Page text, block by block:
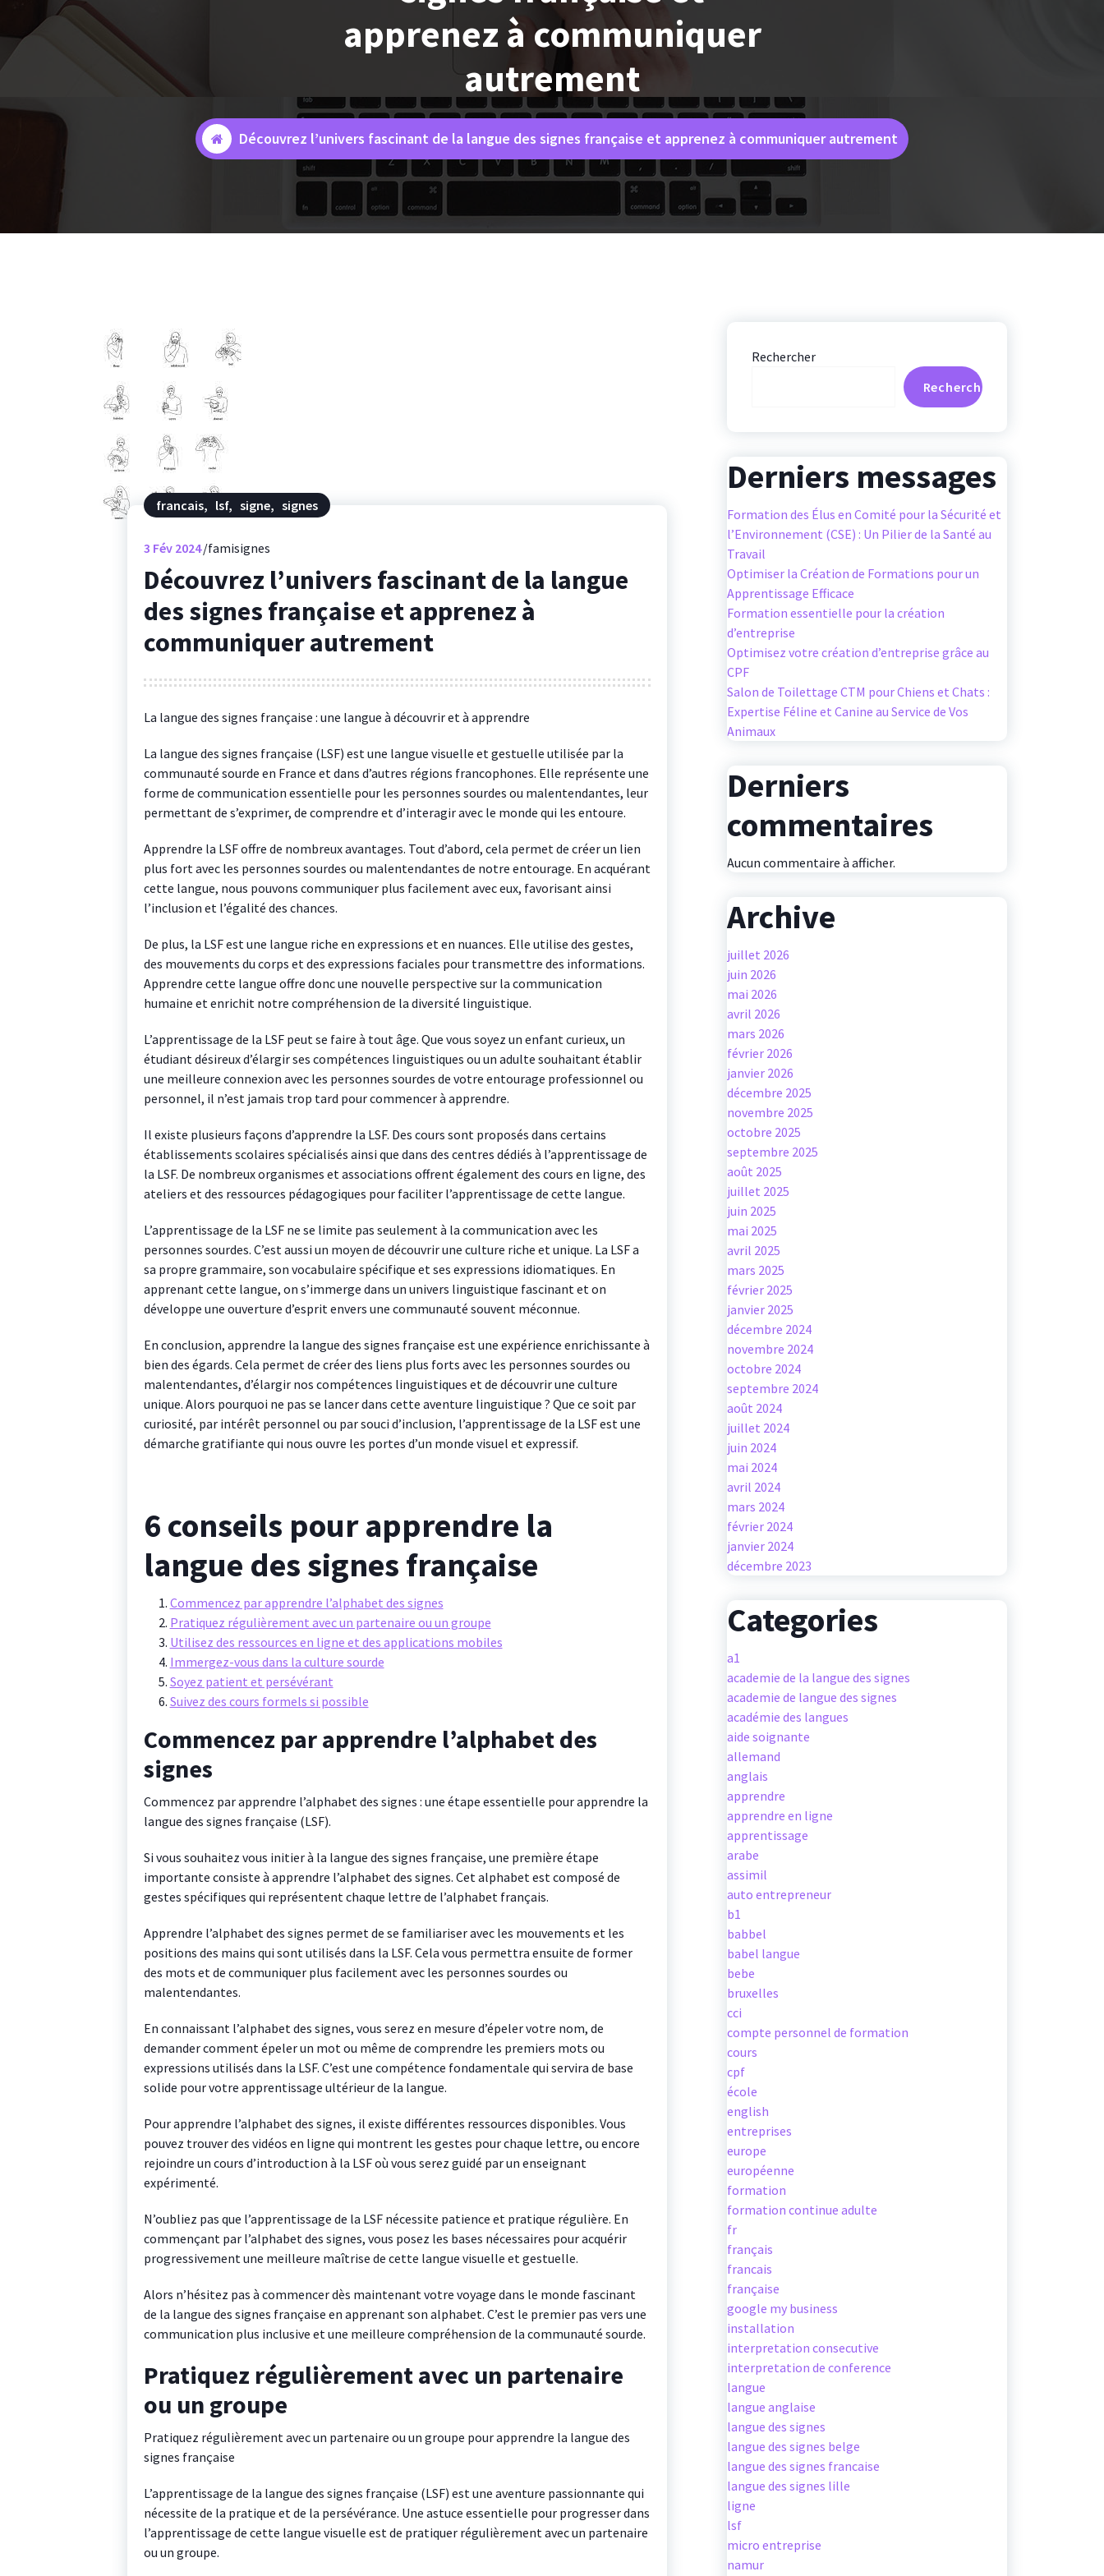
apprenez à communiquer
autrement
Découvrez l’univers fascinant de la langue des signes française et apprenez à communiquer autrement
francais, lsf, signe, signes
3 Fév 2024 famisignes
Découvrez l’univers fascinant de la langue
des signes française et apprenez à
communiquer autrement
La langue des signes française : une langue à découvrir et à apprendre
La langue des signes française (LSF) est une langue visuelle et gestuelle utilisée par la
communauté sourde en France et dans d’autres régions francophones. Elle représente une
forme de communication essentielle pour les personnes sourdes ou malentendantes, leur
permettant de s’exprimer, de comprendre et d’interagir avec le monde qui les entoure.
Apprendre la LSF offre de nombreux avantages. Tout d’abord, cela permet de créer un lien
plus fort avec les personnes sourdes ou malentendantes de notre entourage. En acquérant
cette langue, nous pouvons communiquer plus facilement avec eux, favorisant ainsi
l’inclusion et l’égalité des chances.
De plus, la LSF est une langue riche en expressions et en nuances. Elle utilise des gestes,
des mouvements du corps et des expressions faciales pour transmettre des informations.
Apprendre cette langue offre donc une nouvelle perspective sur la communication
humaine et enrichit notre compréhension de la diversité linguistique.
L’apprentissage de la LSF peut se faire à tout âge. Que vous soyez un enfant curieux, un
étudiant désireux d’élargir ses compétences linguistiques ou un adulte souhaitant établir
une meilleure connexion avec les personnes sourdes de votre entourage professionnel ou
personnel, il n’est jamais trop tard pour commencer à apprendre.
Il existe plusieurs façons d’apprendre la LSF. Des cours sont proposés dans certains
établissements scolaires spécialisés ainsi que dans des centres dédiés à l’apprentissage de
la LSF. De nombreux organismes et associations offrent également des cours en ligne, des
ateliers et des ressources pédagogiques pour faciliter l’apprentissage de cette langue.
L’apprentissage de la LSF ne se limite pas seulement à la communication avec les
personnes sourdes. C’est aussi un moyen de découvrir une culture riche et unique. La LSF a
sa propre grammaire, son vocabulaire spécifique et ses expressions idiomatiques. En
apprenant cette langue, on s’immerge dans un univers linguistique fascinant et on
développe une ouverture d’esprit envers une communauté souvent méconnue.
En conclusion, apprendre la langue des signes française est une expérience enrichissante à
bien des égards. Cela permet de créer des liens plus forts avec les personnes sourdes ou
malentendantes, d’élargir nos compétences linguistiques et de découvrir une culture
unique. Alors pourquoi ne pas se lancer dans cette aventure linguistique ? Que ce soit par
curiosité, par intérêt personnel ou par souci d’inclusion, l’apprentissage de la LSF est une
démarche gratifiante qui nous ouvre les portes d’un monde visuel et expressif.
6 conseils pour apprendre la
langue des signes française
Commencez par apprendre l’alphabet des signes
Pratiquez régulièrement avec un partenaire ou un groupe
Utilisez des ressources en ligne et des applications mobiles
Immergez-vous dans la culture sourde
Soyez patient et persévérant
Suivez des cours formels si possible
Commencez par apprendre l’alphabet des
signes
Commencez par apprendre l’alphabet des signes : une étape essentielle pour apprendre la
langue des signes française (LSF).
Si vous souhaitez vous initier à la langue des signes française, une première étape
importante consiste à apprendre l’alphabet des signes. Cet alphabet est composé de
gestes spécifiques qui représentent chaque lettre de l’alphabet français.
Apprendre l’alphabet des signes permet de se familiariser avec les mouvements et les
positions des mains qui sont utilisés dans la LSF. Cela vous permettra ensuite de former
des mots et de communiquer plus facilement avec les personnes sourdes ou
malentendantes.
En connaissant l’alphabet des signes, vous serez en mesure d’épeler votre nom, de
demander comment épeler un mot ou même de comprendre les premiers mots ou
expressions utilisés dans la LSF. C’est une compétence fondamentale qui servira de base
solide pour votre apprentissage ultérieur de la langue.
Pour apprendre l’alphabet des signes, il existe différentes ressources disponibles. Vous
pouvez trouver des vidéos en ligne qui montrent les gestes pour chaque lettre, ou encore
rejoindre un cours d’introduction à la LSF où vous serez guidé par un enseignant
expérimenté.
N’oubliez pas que l’apprentissage de la LSF nécessite patience et pratique régulière. En
commençant par l’alphabet des signes, vous posez les bases nécessaires pour acquérir
progressivement une meilleure maîtrise de cette langue visuelle et gestuelle.
Alors n’hésitez pas à commencer dès maintenant votre voyage dans le monde fascinant
de la langue des signes française en apprenant son alphabet. C’est le premier pas vers une
communication plus inclusive et une meilleure compréhension de la communauté sourde.
Pratiquez régulièrement avec un partenaire
ou un groupe
Pratiquez régulièrement avec un partenaire ou un groupe pour apprendre la langue des
signes française
L’apprentissage de la langue des signes française (LSF) est une aventure passionnante qui
nécessite de la pratique et de la persévérance. Une astuce essentielle pour progresser dans
l’apprentissage de cette langue visuelle est de pratiquer régulièrement avec un partenaire
ou un groupe.
Rechercher
Rechercher
Derniers messages
Formation des Élus en Comité pour la Sécurité et
l’Environnement (CSE) : Un Pilier de la Santé au
Travail
Optimiser la Création de Formations pour un
Apprentissage Efficace
Formation essentielle pour la création
d’entreprise
Optimisez votre création d’entreprise grâce au
CPF
Salon de Toilettage CTM pour Chiens et Chats :
Expertise Féline et Canine au Service de Vos
Animaux
Derniers
commentaires
Aucun commentaire à afficher.
Archive
juillet 2026
juin 2026
mai 2026
avril 2026
mars 2026
février 2026
janvier 2026
décembre 2025
novembre 2025
octobre 2025
septembre 2025
août 2025
juillet 2025
juin 2025
mai 2025
avril 2025
mars 2025
février 2025
janvier 2025
décembre 2024
novembre 2024
octobre 2024
septembre 2024
août 2024
juillet 2024
juin 2024
mai 2024
avril 2024
mars 2024
février 2024
janvier 2024
décembre 2023
Categories
a1
academie de la langue des signes
academie de langue des signes
académie des langues
aide soignante
allemand
anglais
apprendre
apprendre en ligne
apprentissage
arabe
assimil
auto entrepreneur
b1
babbel
babel langue
bebe
bruxelles
cci
compte personnel de formation
cours
cpf
école
english
entreprises
europe
européenne
formation
formation continue adulte
fr
français
francais
française
google my business
installation
interpretation consecutive
interpretation de conference
langue
langue anglaise
langue des signes
langue des signes belge
langue des signes francaise
langue des signes lille
ligne
lsf
micro entreprise
namur